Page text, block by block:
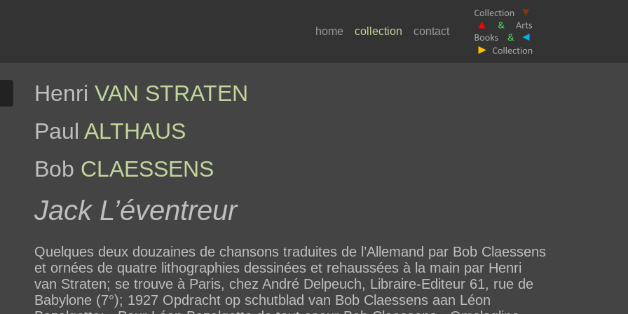
home collection contact
Henri VAN STRATEN
Paul ALTHAUS
Bob CLAESSENS
Jack L’éventreur
Quelques deux douzaines de chansons traduites de l’Allemand par Bob Claessens
et ornées de quatre lithographies dessinées et rehaussées à la main par Henri
van Straten; se trouve à Paris, chez André Delpeuch, Libraire-Editeur 61, rue de
Babylone (7°); 1927 Opdracht op schutblad van Bob Claessens aan Léon